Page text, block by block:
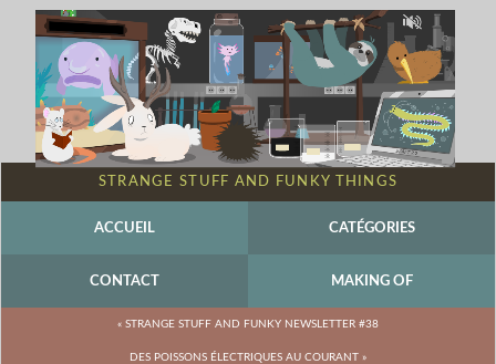
STRANGE STUFF AND FUNKY THINGS
ACCUEIL CATÉGORIES
CONTACT MAKING OF
« STRANGE STUFF AND FUNKY NEWSLETTER #38
DES POISSONS ÉLECTRIQUES AU COURANT »